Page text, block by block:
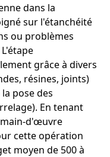
dans la
sur l'étanchéité
ou problèmes
grâce à divers
résines, joints)
pose des
En tenant
d'œuvre
cette opération
moyen de 500 à